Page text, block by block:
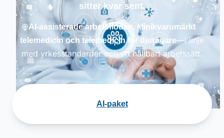
sitter kvar sent.
AI-assisterade arbetsflöden, klinikvarumärkt
telemedicin och telemedicin för djurägare—i linje
med yrkesstandarder och ett hållbart arbetssätt.
AI-paket